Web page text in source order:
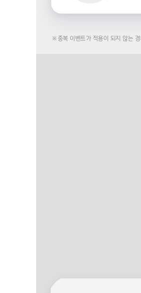
※중복 이벤트가 적용이 되지 않는